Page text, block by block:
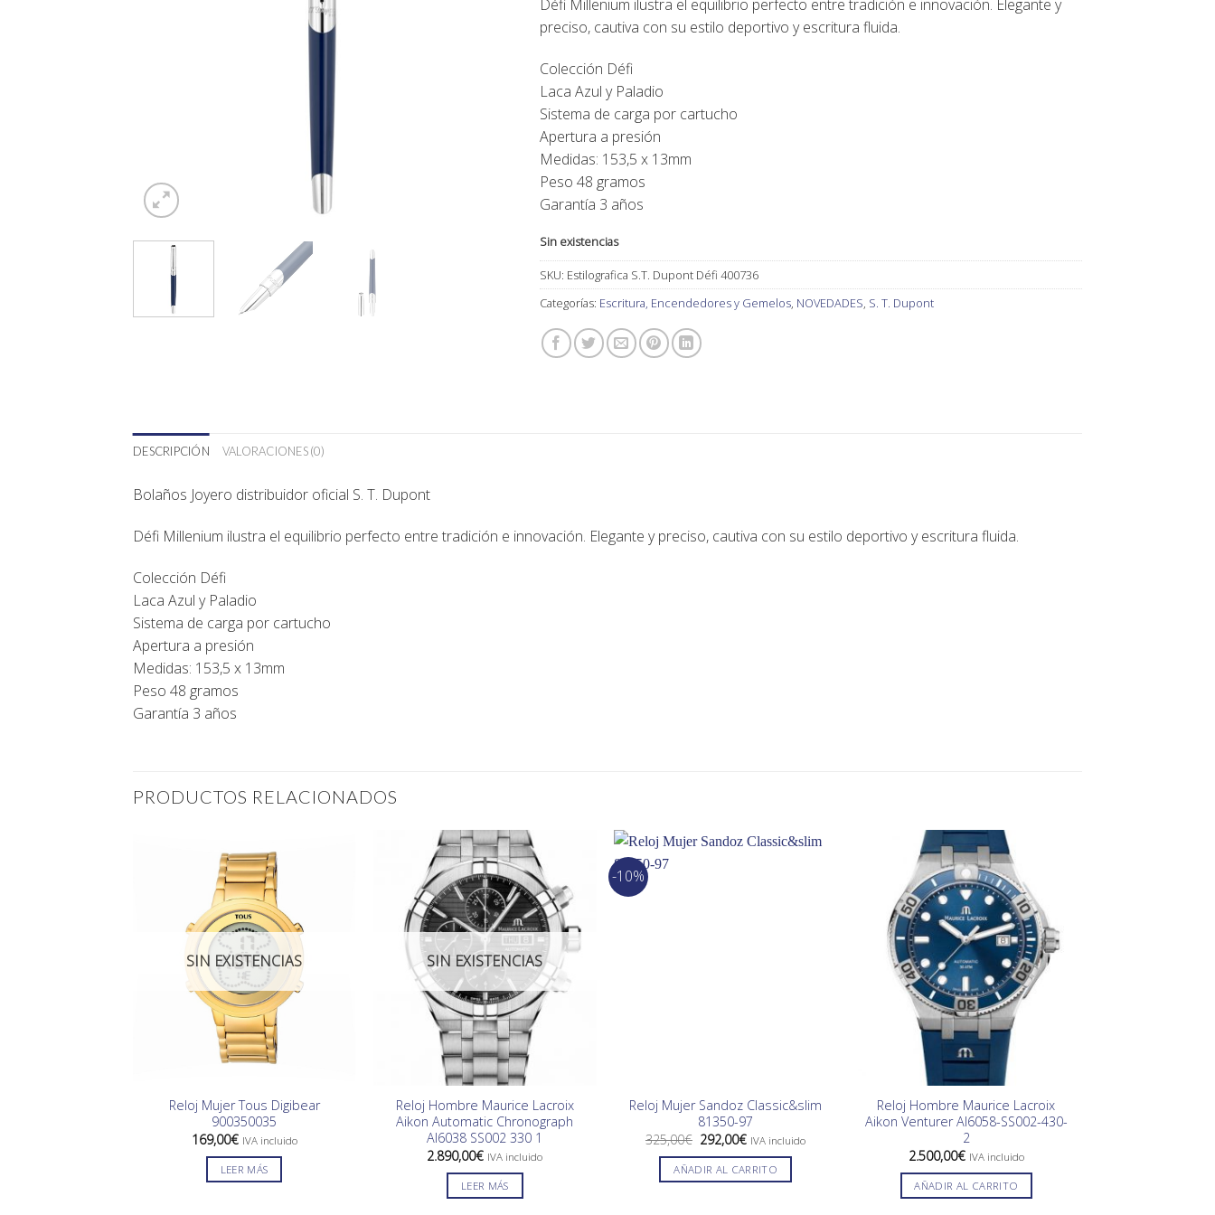
405,00€.365,00€.
Défi Millenium ilustra el equilibrio perfecto entre tradición e innovación. Elegante y
preciso, cautiva con su estilo deportivo y escritura fluida.
Colección Défi
Laca Azul y Paladio
Sistema de carga por cartucho
Apertura a presión
Medidas: 153,5 x 13mm
Peso 48 gramos
Garantía 3 años
Sin existencias
SKU: Estilografica S.T. Dupont Défi 400736
Categorías: Escritura, Encendedores y Gemelos, NOVEDADES, S. T. Dupont
DESCRIPCIÓN VALORACIONES (0)
Bolaños Joyero distribuidor oficial S. T. Dupont
Défi Millenium ilustra el equilibrio perfecto entre tradición e innovación. Elegante y preciso, cautiva con su estilo deportivo y escritura fluida.
Colección Défi
Laca Azul y Paladio
Sistema de carga por cartucho
Apertura a presión
Medidas: 153,5 x 13mm
Peso 48 gramos
Garantía 3 años
PRODUCTOS RELACIONADOS
SIN EXISTENCIAS
Reloj Mujer Tous Digibear
900350035
169,00€ IVA incluido
LEER MÁS
SIN EXISTENCIAS
Reloj Hombre Maurice Lacroix
Aikon Automatic Chronograph
AI6038 SS002 330 1
2.890,00€ IVA incluido
LEER MÁS
-10%
Reloj Mujer Sandoz Classic&slim
81350-97
325,00€ El
precio
original
era:
292,00€El
actual
es:
IVA incluido
AÑADIR AL CARRITO
Reloj Hombre Maurice Lacroix
Aikon Venturer AI6058-SS002-430-
2
2.500,00€ IVA incluido
AÑADIR AL CARRITO